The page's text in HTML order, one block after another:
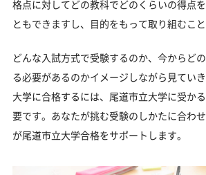
浪人生、社会人の方の尾道市立大
験対策も実施
尾道市立大学受験生からのよくある
格点に対してどの教科でどのくらいの得点
ともできますし、目的をもって取り組むこと
どんな入試方式で受験するのか、今からど
る必要があるのかイメージしながら見てい
大学に合格するには、尾道市立大学に受か
要です。あなたが挑む受験のしかたに合わ
が尾道市立大学合格をサポートします。